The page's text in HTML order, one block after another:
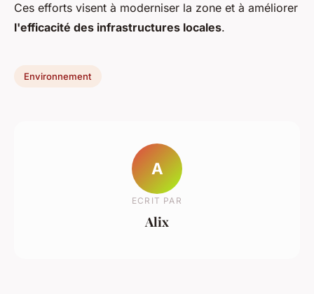
Ces efforts visent à moderniser la zone et à améliorer
l'efficacité des infrastructures locales.
Environnement
A
ECRIT PAR
Alix